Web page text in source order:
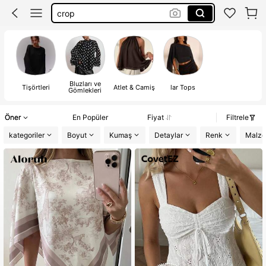
gömlek
bluz
Tişörtleri Bluzları ve
Gömlekleri Atlet & Camiş lar Tops
Öner En Popüler Fiyat
Filtrele
kategoriler
Boyut Kumaş Detaylar Renk